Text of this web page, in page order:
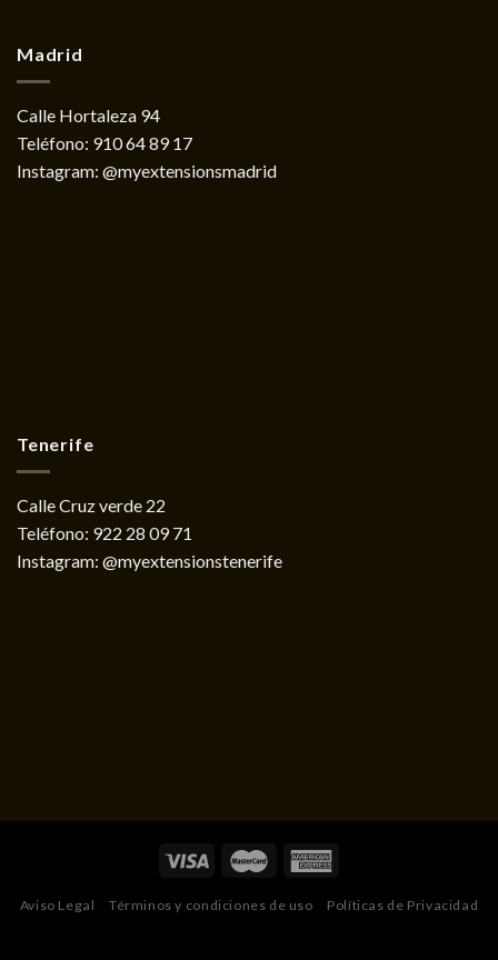
Madrid
Calle Hortaleza 94
Teléfono: 910 64 89 17
Instagram: @myextensionsmadrid
Tenerife
Calle Cruz verde 22
Teléfono: 922 28 09 71
Instagram: @myextensionstenerife
Aviso Legal Términos y condiciones de uso Políticas de Privacidad